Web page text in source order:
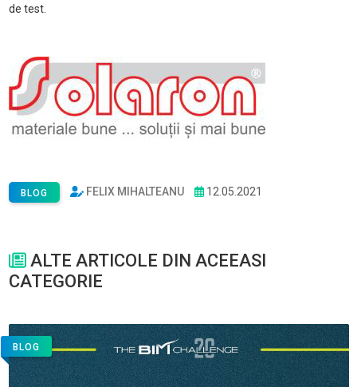
de test.
BLOG FELIX MIHALTEANU 12.05.2021
ALTE ARTICOLE DIN ACEEASI
CATEGORIE
BLOG